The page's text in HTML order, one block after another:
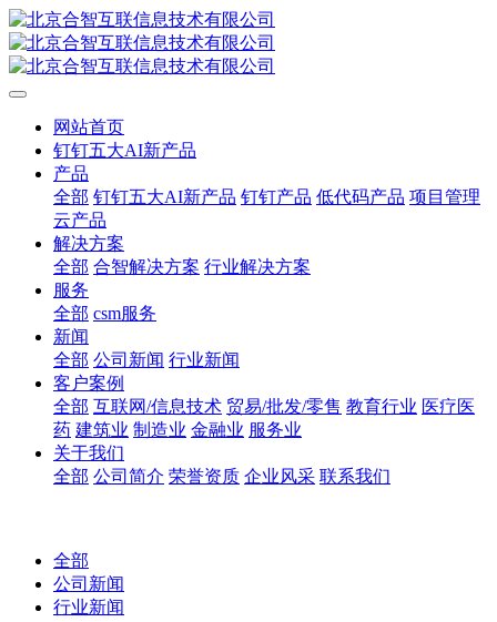
网站首页
钉钉五大AI新产品
产品
全部 钉钉五大AI新产品 钉钉产品 低代码产品 项目管理
云产品
解决方案
全部 合智解决方案 行业解决方案
服务
全部 csm服务
新闻
全部 公司新闻 行业新闻
客户案例
全部 互联网/信息技术 贸易/批发/零售 教育行业 医疗医
药 建筑业 制造业 金融业 服务业
关于我们
全部 公司简介 荣誉资质 企业风采 联系我们
全部
公司新闻
行业新闻